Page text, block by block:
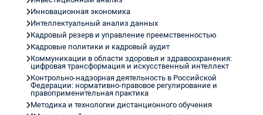
Инновационная экономика
Интеллектуальный анализ данных
Кадровый резерв и управление преемственностью
Кадровые политики и кадровый аудит
Коммуникации в области здоровья и здравоохранения:
цифровая трансформация и искусственный интеллект
Контрольно-надзорная деятельность в Российской
Федерации: нормативно-правовое регулирование и
правоприменительная практика
Методика и технологии дистанционного обучения